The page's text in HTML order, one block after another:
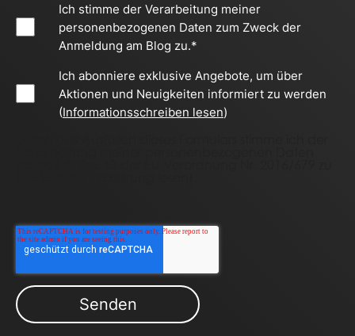
Ich stimme der Verarbeitung meiner
personenbezogenen Daten zum Zweck der
Anmeldung am Blog zu.*
Ich abonniere exklusive Angebote, um über
Aktionen und Neuigkeiten informiert zu werden
(Informationsschreiben lesen)